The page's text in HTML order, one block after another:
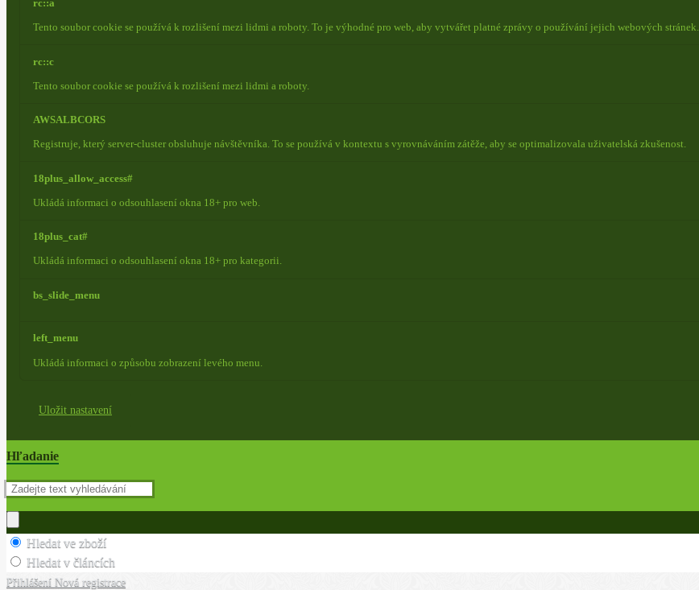
rc::a
Tento soubor cookie se používá k rozlišení mezi lidmi a roboty. To je výhodné pro web, aby vytvářet platné zprávy o používání jejich webových stránek.
rc::c
Tento soubor cookie se používá k rozlišení mezi lidmi a roboty.
AWSALBCORS
Registruje, který server-cluster obsluhuje návštěvníka. To se používá v kontextu s vyrovnáváním zátěže, aby se optimalizovala uživatelská zkušenost.
18plus_allow_access#
Ukládá informaci o odsouhlasení okna 18+ pro web.
18plus_cat#
Ukládá informaci o odsouhlasení okna 18+ pro kategorii.
bs_slide_menu
left_menu
Ukládá informaci o způsobu zobrazení levého menu.
Uložit nastavení
Hľadanie
Hledat ve zboží
Hledat v článcích
Přihlášení Nová registrace